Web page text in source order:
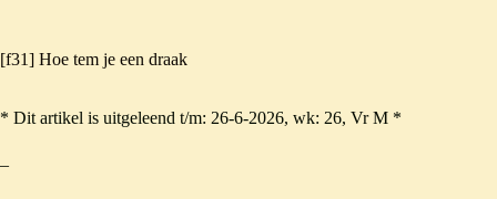
[f31] Hoe tem je een draak
* Dit artikel is uitgeleend t/m: 26-6-2026, wk: 26, Vr M *
–